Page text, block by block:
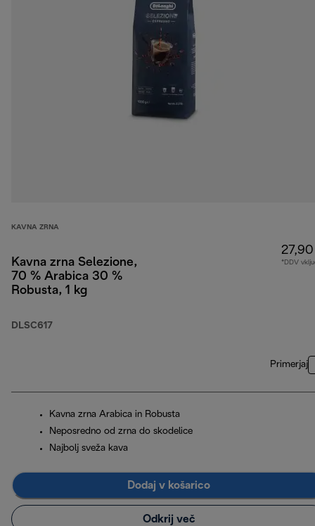
KAVNA ZRNA
Kavna zrna Selezione,
70 % Arabica 30 %
Robusta, 1 kg
DLSC617
*DDV
Primerjaj
Kavna zrna Arabica in Robusta
Neposredno od zrna do skodelice
Najbolj sveža kava
Dodaj v košarico
Odkrij več